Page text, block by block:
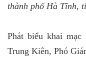
thành phố Hà Tĩnh,
Phát biểu khai
Trung Kiên, Phó